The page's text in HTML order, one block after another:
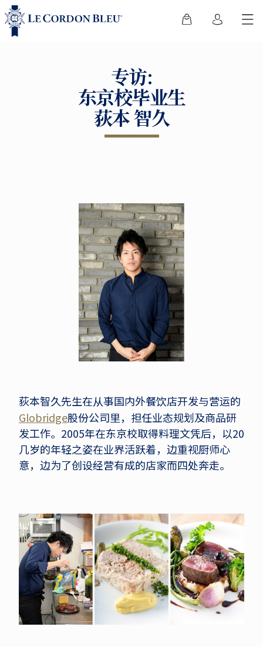
专访:
东京校毕业生
荻本 智久
荻本智久先生在从事国内外餐饮店开发与营运的
Globridge股份公司里，担任业态规划及商品研
发工作。2005年在东京校取得料理文凭后，以20
几岁的年轻之姿在业界活跃着，边重视厨师心
意，边为了创设经营有成的店家而四处奔走。